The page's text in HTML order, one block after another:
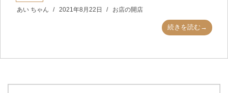
あい ちゃん
2021年8月22日 お店の開店
続きを読む→